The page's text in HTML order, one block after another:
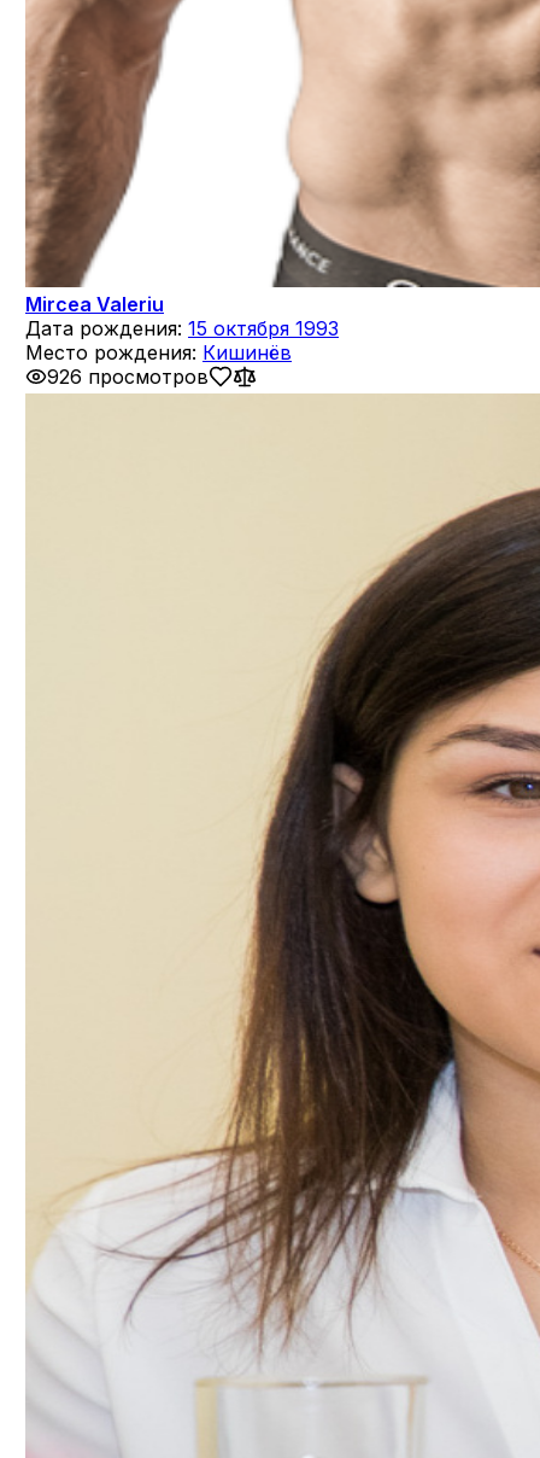
Mircea Valeriu
Дата рождения: 15 октября 1993
Место рождения: Кишинёв
926 просмотров